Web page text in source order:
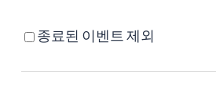
종료된 이벤트 제외